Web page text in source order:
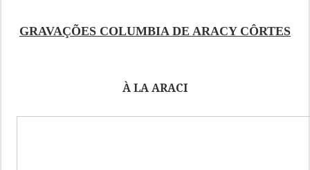
GRAVAÇÕES COLUMBIA DE ARACY CÔRTES
À LA ARACI